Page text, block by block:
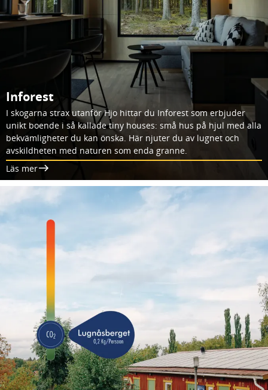
Inforest
I skogarna strax utanför Hjo hittar du Inforest som erbjuder
unikt boende i så kallade tiny houses: små hus på hjul med alla
bekvämligheter du kan önska. Här njuter du av lugnet och
avskildheten med naturen som enda granne.
Läs mer